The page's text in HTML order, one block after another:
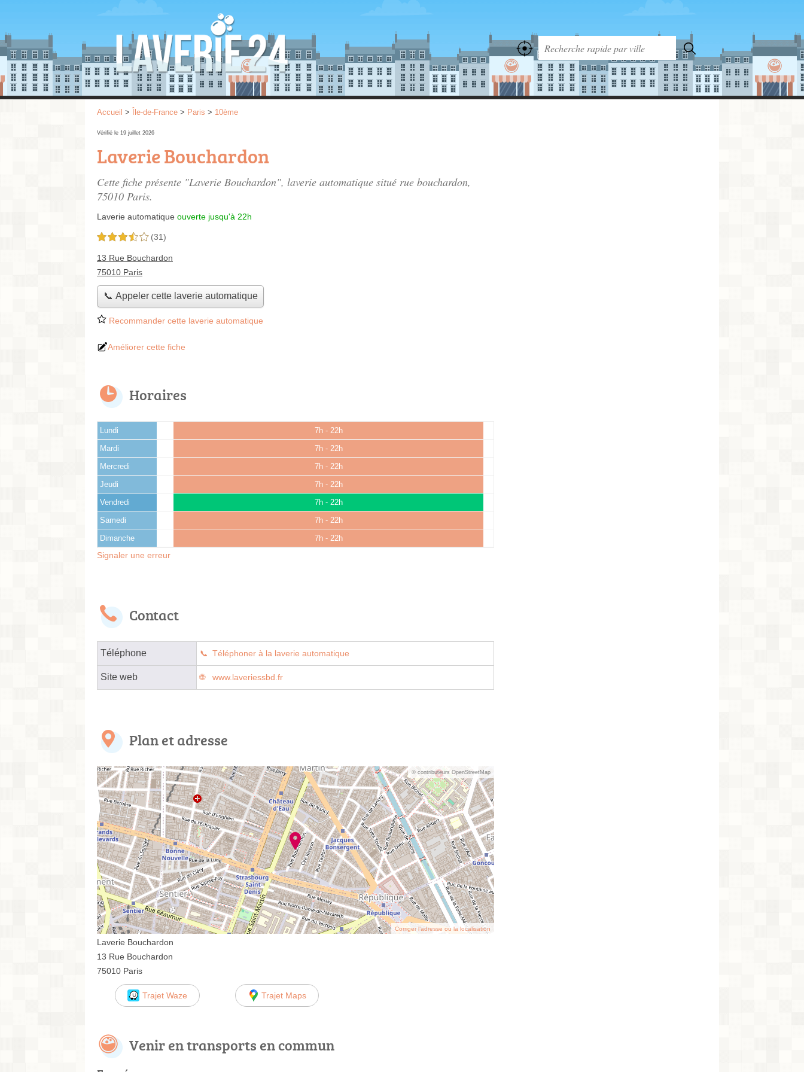
Accueil > Île-de-France > Paris > 10ème
Vérifié le 19 juillet 2026
Laverie Bouchardon
Cette fiche présente "Laverie Bouchardon", laverie automatique situé rue bouchardon,
75010 Paris.
Laverie automatique ouverte jusqu'à 22h
3,5 étoiles sur 5 (31)
13 Rue Bouchardon
75010 Paris
📞 Appeler cette laverie automatique
Recommander cette laverie automatique
Améliorer cette fiche
Horaires
Lundi 7h - 22h
Mardi 7h - 22h
Mercredi 7h - 22h
Jeudi 7h - 22h
Vendredi 7h - 22h
Samedi 7h - 22h
Dimanche 7h - 22h
Signaler une erreur
Contact
Téléphone Téléphoner à la laverie automatique
Site web www.laveriessbd.fr
Plan et adresse
© contributeurs OpenStreetMap
Corriger l’adresse ou la localisation
Laverie Bouchardon
13 Rue Bouchardon
75010 Paris
Trajet Waze Trajet Maps
Venir en transports en commun